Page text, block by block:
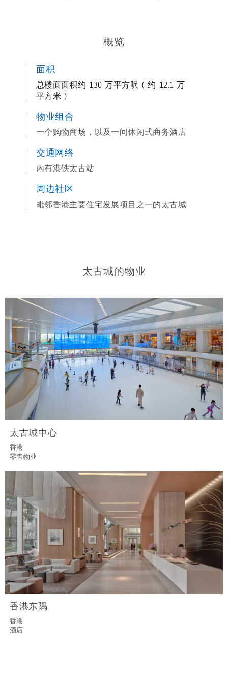
概览
面积
总楼面面积约 130 万平方呎 ( 约 12.1 万
平方米 )
物业组合
一个购物商场，以及一间休闲式商务酒店
交通网络
内有港铁太古站
周边社区
毗邻香港主要住宅发展项目之一的太古城
太古城的物业
太古城中心
香港
零售物业
香港东隅
香港
酒店